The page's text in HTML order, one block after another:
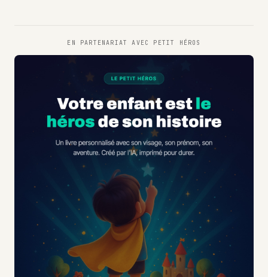
EN PARTENARIAT AVEC PETIT HÉROS